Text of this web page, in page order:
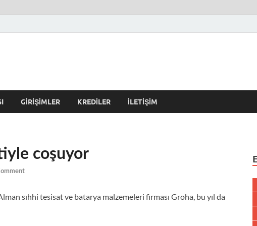
GIRIŞIMLER KREDILER İLETIŞIM
coşuyor
sıhhi tesisat ve batarya malzemeleri firması Groha, bu yıl da